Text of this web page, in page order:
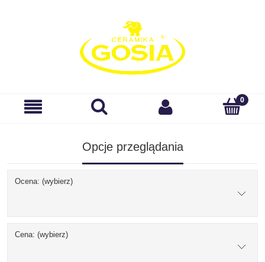
Opcje przeglądania
Ocena: (wybierz)
Cena: (wybierz)